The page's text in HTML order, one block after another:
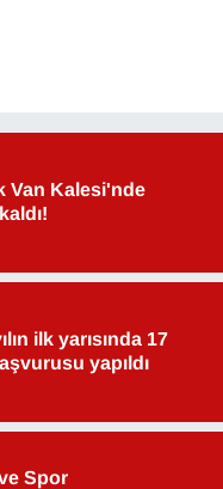
Van Kalesi'nde
ilk yarısında 17
yapıldı
Spor